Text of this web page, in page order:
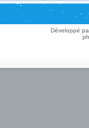
Développé